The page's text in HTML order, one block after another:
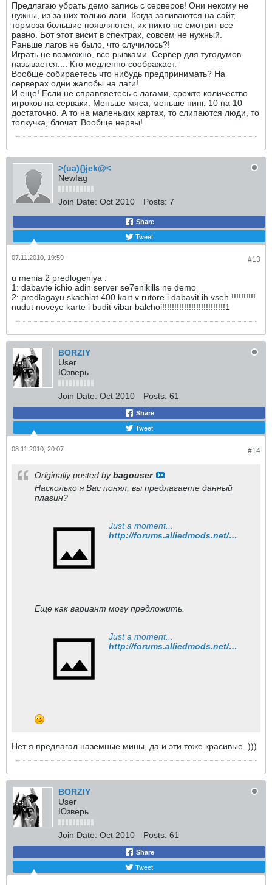
Предлагаю убрать демо запись с серверов! Они некому не
нужны, из за них только лаги. Когда заливаются на сайт,
тормоза большие появляются, их никто не смотрит все
равно. Бот этот висит в спектрах, совсем не нужный.
Раньше лагов не было, что случилось?!
Играть не возможно, все рывками. Сервер для тугодумов
называется.... Кто медленно соображает.
Вообще собираетесь что нибудь предпринимать? На
серверах одни жалобы на лаги!
И еще! Если не справляетесь с лагами, срежте количество
игроков на серваки. Меньше мяса, меньше пинг. 10 на 10
достаточно. А то на маленьких картах, то слипаются люди, то
толкучка, блочат. Вообще нервы!
>(ua){}jek@<
Newfag
Join Date: Oct 2010 Posts: 7
Share
Tweet
#13
07.11.2010, 19:59
u menia 2 predlogeniya :
1: dabavte ichio adin server se7enikills ne demo
2: predlagayu skachiat 400 kart v rutore i dabavit ih vseh !!!!!!!!!!
nudut noveye karte i budit vibar balchoi!!!!!!!!!!!!!!!!!!!!!!!!!!1
BORZIY
User
Юзверь
Join Date: Oct 2010 Posts: 61
Share
Tweet
#14
08.11.2010, 20:07
Originally posted bybagouser
Насколько я Вас понял, вы предлагаете данный
плагин?
Just a moment...
http://forums.alliedmods.net/showthread.php?t=70782
Еще как вариант могу предложить.
Just a moment...
http://forums.alliedmods.net/showthread.php?t=72615
Нет я предлагал наземные мины, да и эти тоже красивые. )))
BORZIY
User
Юзверь
Join Date: Oct 2010 Posts: 61
Share
Tweet